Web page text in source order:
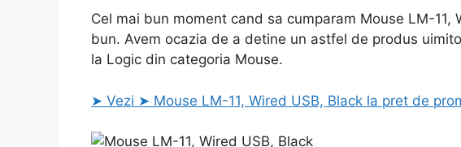
Cel mai bun moment cand sa cumparam Mouse LM-11,
bun. Avem ocazia de a detine un astfel de produs
la Logic din categoria Mouse.
➤ Vezi ➤ Mouse LM-11, Wired USB, Black la pret de